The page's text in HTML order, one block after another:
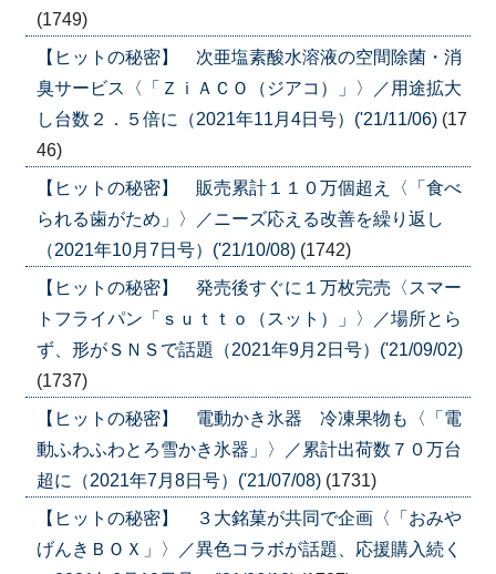
(1749)
【ヒットの秘密】 次亜塩素酸水溶液の空間除菌・消
臭サービス〈「ＺｉＡＣＯ（ジアコ）」〉／用途拡大
し台数２．５倍に（2021年11月4日号）('21/11/06) (17
46)
【ヒットの秘密】 販売累計１１０万個超え〈「食べ
られる歯がため」〉／ニーズ応える改善を繰り返し
（2021年10月7日号）('21/10/08) (1742)
【ヒットの秘密】 発売後すぐに１万枚完売〈スマー
トフライパン「ｓｕｔｔｏ（スット）」〉／場所とら
ず、形がＳＮＳで話題（2021年9月2日号）('21/09/02)
(1737)
【ヒットの秘密】 電動かき氷器 冷凍果物も〈「電
動ふわふわとろ雪かき氷器」〉／累計出荷数７０万台
超に（2021年7月8日号）('21/07/08) (1731)
【ヒットの秘密】 ３大銘菓が共同で企画〈「おみや
げんきＢＯＸ」〉／異色コラボが話題、応援購入続く